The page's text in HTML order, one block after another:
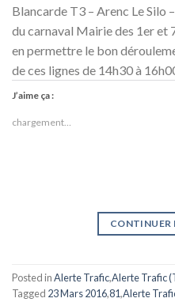
Blancarde T3 – Arenc Le Silo
du carnaval Mairie des 1er et
en permettre le bon
de ces lignes de 14h30 à
J’aime ça :
chargement…
CONTINUER
Posted inAlerte Trafic,Alerte Trafic
Tagged 23 Mars 2016,81,Alerte